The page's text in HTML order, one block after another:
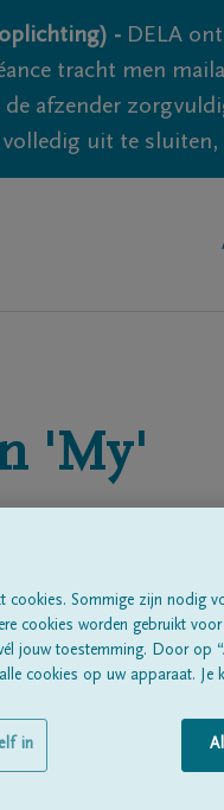
- DELA
tracht men
afzender
uit te sluiten,
'My'
Georgette
cookies. Sommige zijn nodig
cookies worden gebruikt
jouw toestemming. Door op
cookies op uw apparaat. Je
in